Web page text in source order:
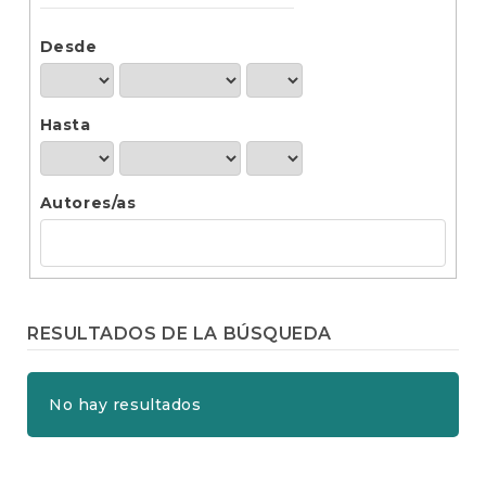
a
B
a
r
l
Desde
Hasta
Autores/as
RESULTADOS DE LA BÚSQUEDA
No hay resultados